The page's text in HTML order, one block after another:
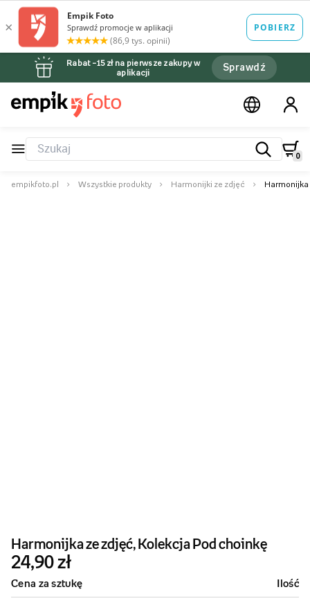
Rabat –15 zł na pierwsze zakupy w
aplikacji
Sprawdź
0
empikfoto.pl Wszystkie produkty Harmonijki ze zdjęć Harmonijka